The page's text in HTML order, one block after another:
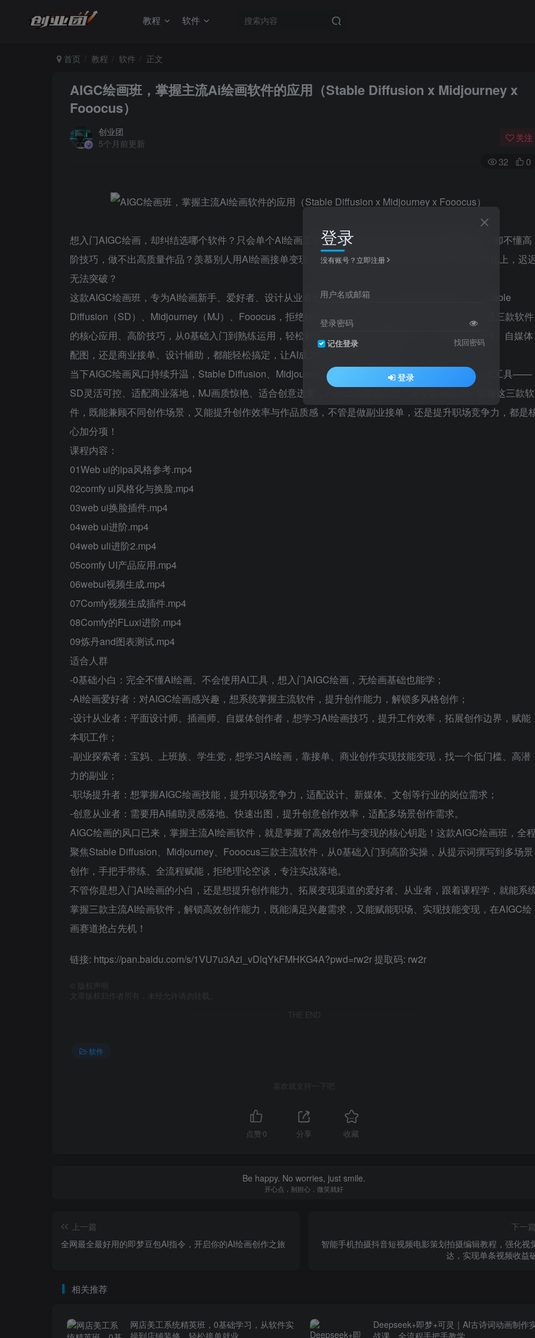
教程 软件
首页 教程 软件 正文
AIGC绘画班，掌握主流Ai绘画软件的应用（Stable Diffusion x Midjourney x
Fooocus）
创业团
5个月前更新
关注
32 0
想入门AIGC绘画，却纠结选哪个软件？只会单个AI绘画工具，无法应对不同创作需求？懂基础操作，却不懂高
阶技巧，做不出高质量作品？羡慕别人用AI绘画接单变现、高效出图，自己却卡在软件应用、画面优化上，迟
无法突破？
这款AIGC绘画班，专为AI绘画新手、爱好者、设计从业者量身打造，聚焦三大主流AI绘画软件——Stable
Diffusion（SD）、Midjourney（MJ）、Fooocus，拒绝碎片化学习，全程实操教学，手把手教你吃透三款软件
的核心应用、高阶技巧，从0基础入门到熟练运用，轻松解锁AI绘画全场景创作能力，不管是兴趣创作、自媒体
配图，还是商业接单、设计辅助，都能轻松搞定，让AI成为你的高效创作利器！
当下AIGC绘画风口持续升温，Stable Diffusion、Midjourney、Fooocus凭借各自优势，成为行业主流工具——
SD灵活可控、适配商业落地，MJ画质惊艳、适合创意迸发，Fooocus简易高效、新手快速出图。掌握这三款软
件，既能兼顾不同创作场景，又能提升创作效率与作品质感，不管是做副业接单，还是提升职场竞争力，都是
心加分项！
课程内容：
01Web ui的ipa风格参考.mp4
02comfy ui风格化与换脸.mp4
03web ui换脸插件.mp4
04web ui进阶.mp4
04web uli进阶2.mp4
05comfy UI产品应用.mp4
06webui视频生成.mp4
07Comfy视频生成插件.mp4
08Comfy的FLuxi进阶.mp4
09炼丹and图表测试.mp4
适合人群
-0基础小白：完全不懂AI绘画、不会使用AI工具，想入门AIGC绘画，无绘画基础也能学；
-AI绘画爱好者：对AIGC绘画感兴趣，想系统掌握主流软件，提升创作能力，解锁多风格创作；
-设计从业者：平面设计师、插画师、自媒体创作者，想学习AI绘画技巧，提升工作效率，拓展创作边界，赋能
本职工作；
-副业探索者：宝妈、上班族、学生党，想学习AI绘画，靠接单、商业创作实现技能变现，找一个低门槛、高潜
力的副业；
-职场提升者：想掌握AIGC绘画技能，提升职场竞争力，适配设计、新媒体、文创等行业的岗位需求；
-创意从业者：需要用AI辅助灵感落地、快速出图，提升创意创作效率，适配多场景创作需求。
AIGC绘画的风口已来，掌握主流AI绘画软件，就是掌握了高效创作与变现的核心钥匙！这款AIGC绘画班，全程
聚焦Stable Diffusion、Midjourney、Fooocus三款主流软件，从0基础入门到高阶实操，从提示词撰写到多场景
创作，手把手带练、全流程赋能，拒绝理论空谈，专注实战落地。
不管你是想入门AI绘画的小白，还是想提升创作能力、拓展变现渠道的爱好者、从业者，跟着课程学，就能系
掌握三款主流AI绘画软件，解锁高效创作能力，既能满足兴趣需求，又能赋能职场、实现技能变现，在AIGC绘
画赛道抢占先机！
链接: https://pan.baidu.com/s/1VU7u3Azi_vDlqYkFMHKG4A?pwd=rw2r 提取码: rw2r
版权声明
文章版权归作者所有，未经允许请勿转载。
THE END
软件
喜欢就支持一下吧
点赞 0 分享 收藏
Be happy. No worries, just smile.
开心点，别担心，微笑就好
上一篇
全网最全最好用的即梦豆包AI指令，开启你的AI绘画创作之旅
下一篇
智能手机拍摄抖音短视频电影策划拍摄编辑教程，强化视
达，实现单条视频收益
相关推荐
网店美工系统精英班，0基础学习，从软件实
操到店铺装修，轻松接单就业
Deepseek+即梦+可灵｜AI古诗词动画制作
战课，全流程手把手教学
登录
没有账号？立即注册
用户名或邮箱
登录密码
记住登录 找回密码
登录